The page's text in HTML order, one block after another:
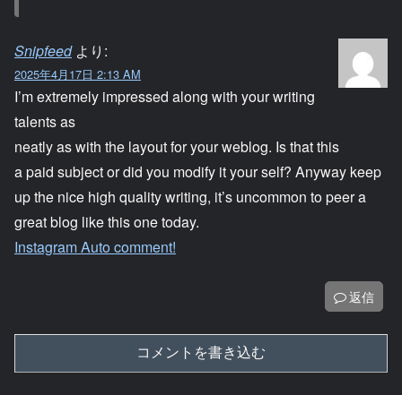
Snipfeed より:
2025年4月17日 2:13 AM
I’m extremely impressed along with your writing
talents as
neatly as with the layout for your weblog. Is that this
a paid subject or did you modify it your self? Anyway keep
up the nice high quality writing, it’s uncommon to peer a
great blog like this one today.
Instagram Auto comment!
返信
コメントを書き込む